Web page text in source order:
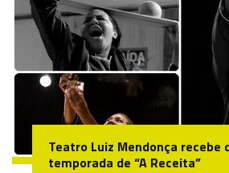
Teatro Luiz Mendonça recebe
temporada de “A Receita”